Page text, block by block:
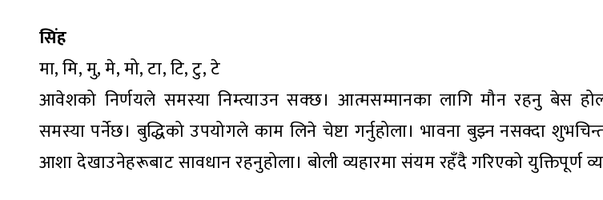
सिंह
मा, मि, मु, मे, मो, टा, टि, टु, टे
आवेशको निर्णयले समस्या निम्त्याउन सक्छ। आत्मसम्मानका लागि मौन रहनु बेस
समस्या पर्नेछ। बुद्धिको उपयोगले काम लिने चेष्टा गर्नुहोला। भावना बुझ्न नसक्दा
आशा देखाउनेहरूबाट सावधान रहनुहोला। बोली व्यहारमा संयम रहँदै गरिएको युक्तिपूर्ण